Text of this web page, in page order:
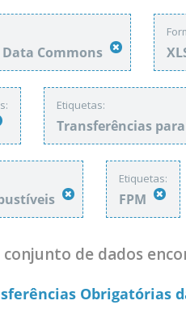
Data Commons
Etiquetas:
Transferências
Etiquetas:
FPM
conjunto de dados
Obrigatórias